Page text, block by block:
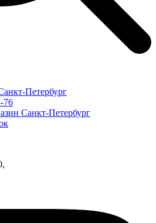
Петербург
76
Санкт-Петербург